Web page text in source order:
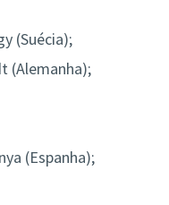
(Suécia);
(Alemanha);
(Espanha);